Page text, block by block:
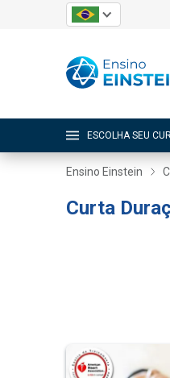
ESCOLHA SEU
Ensino Einstein
Curta